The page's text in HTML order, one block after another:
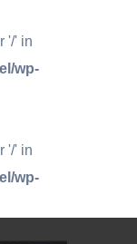
'/' in
wp-
'/' in
wp-